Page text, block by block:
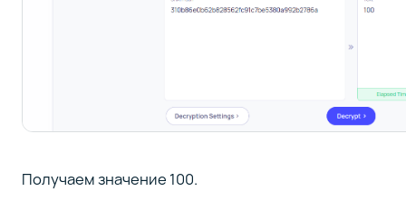
Получаем значение 100.